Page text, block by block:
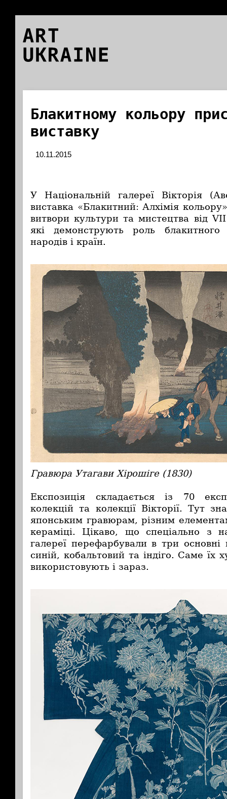
ART
UKRAINE
Блакитному кольору
виставку
10.11.2015
У Національній галереї Вікторія
виставка «Блакитний: Алхімія
витвори культури та мистецтва від VII
які демонструють роль
народів і країн.
Гравюра Утагави Хірошіге (1830)
Експозиція складається із 70
колекцій та колекції Вікторії. Тут
японським гравюрам, різним
кераміці. Цікаво, що спеціально з
галереї перефарбували в три основні
синій, кобальтовий та індіго. Саме їх
використовують і зараз.